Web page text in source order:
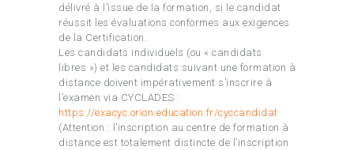
délivré à l’issue de la formation, si le candidat
réussit les évaluations conformes aux exigences
de la Certification.
Les candidats individuels (ou « candidats
libres ») et les candidats suivant une formation à
distance doivent impérativement s’inscrire à
l’examen via CYCLADES :
https://exacyc.orion.education.fr/cyccandidat
(Attention : l’inscription au centre de formation à
distance est totalement distincte de l’inscription